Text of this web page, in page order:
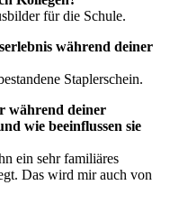
für die Schule.
während deiner
Staplerschein.
während deiner
wie beeinflussen sie
ein sehr familiäres
Das wird mir auch von